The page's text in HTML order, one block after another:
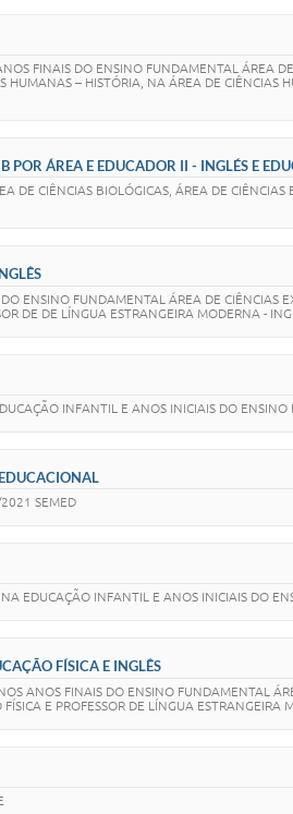
FINAIS DO ENSINO FUNDAMENTAL ÁREA
– HISTÓRIA, NA ÁREA DE CIÊNCIAS
ÁREA E EDUCADOR II - INGLÉS E
CIÊNCIAS BIOLÓGICAS, ÁREA DE
ENSINO FUNDAMENTAL ÁREA DE CIÊNCIAS
DE DE LÍNGUA ESTRANGEIRA MODERNA -
INFANTIL E ANOS INICIAIS DO
2021 SEMED
EDUCAÇÃO INFANTIL E ANOS INICIAIS DO
FÍSICA E INGLÊS
ANOS FINAIS DO ENSINO FUNDAMENTAL
E PROFESSOR DE LÍNGUA ESTRANGEIRA